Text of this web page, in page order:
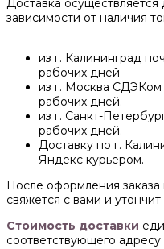
Доставка
зависимости от наличия
из г. Калининград
рабочих дней
из г. Москва
рабочих дней.
из г. Санкт-
рабочих дней.
Доставку по г.
Яндекс курьером.
После оформления
свяжется с вами и
Стоимость доставки
соответствующего